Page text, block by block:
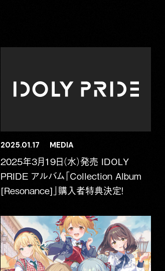
2025.01.17 MEDIA
2025年3月19日（水）発売 IDOLY
PRIDE アルバム「Collection Album
[Resonance]」購入者特典決定！